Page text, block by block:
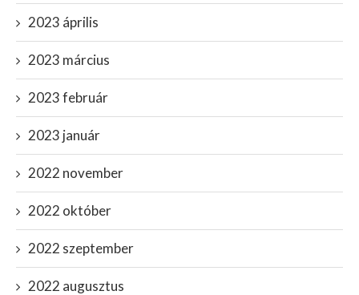
2023 április
2023 március
2023 február
2023 január
2022 november
2022 október
2022 szeptember
2022 augusztus